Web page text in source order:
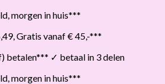
morgen in huis***
Gratis vanaf € 45,-***
betalen*** ✓ betaal in 3 delen
morgen in huis***